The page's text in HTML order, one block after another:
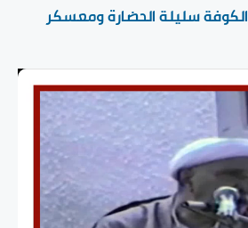
الكوفة سليلة الحضارة ومعسكر